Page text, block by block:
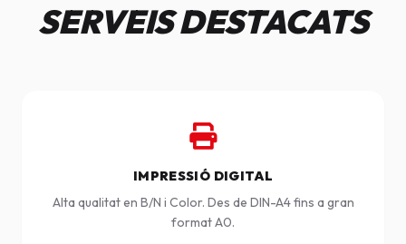
SERVEIS DESTACATS
IMPRESSIÓ DIGITAL
Alta qualitat en B/N i Color. Des de DIN-A4 fins a gran
format A0.